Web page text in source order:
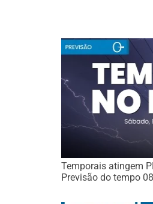
Temporais atingem
Previsão do tempo